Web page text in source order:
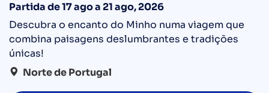
Partida de 17 ago a 21 ago, 2026
Descubra o encanto do Minho numa viagem que
combina paisagens deslumbrantes e tradições
únicas!
Norte de Portugal